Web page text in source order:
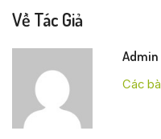
Về Tác Giả
Admin
Các